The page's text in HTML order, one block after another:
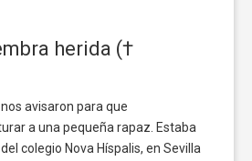
herida (†
avisaron para que
a una pequeña rapaz. Estaba
colegio Nova Híspalis, en Sevilla